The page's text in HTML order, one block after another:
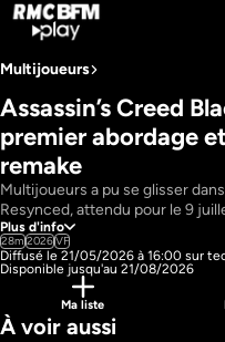
Multijoueurs
Assassin’s Creed
premier abordage
remake
Multijoueurs a pu se glisser
Resynced, attendu pour le 9
du jeu avec Paul Fu, son
Matt Ryan, l’acteur derrière
la barre, 13 ans après sa
ce remake ? On vous livre notre
France
Présentateur : Melinda Davan-
Plus d'info
28m2026VF
Diffusé le 21/05/2026 à 16:00 sur
Disponible jusqu'au 21/08/2026
Ma liste
À voir aussi